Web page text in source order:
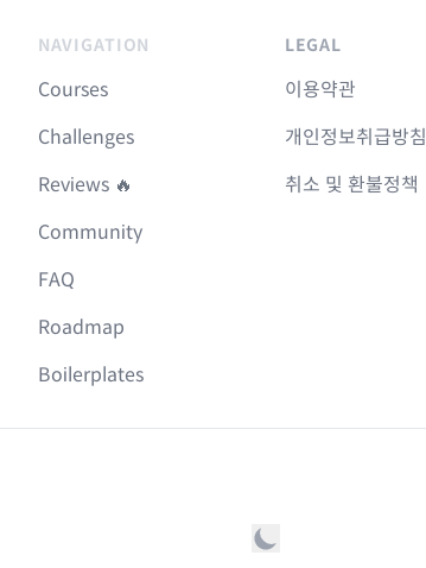
NAVIGATION
Courses
Challenges
Reviews 🔥
Community
FAQ
Roadmap
Boilerplates
LEGAL
이용약관
개인정보취급방침
취소 및 환불정책